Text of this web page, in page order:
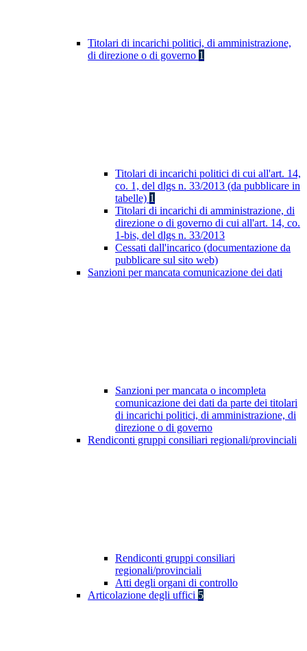
Titolari di incarichi politici, di amministrazione,
di direzione o di governo 1
Titolari di incarichi politici di cui all'art. 14,
co. 1, del dlgs n. 33/2013 (da pubblicare in
tabelle) 1
Titolari di incarichi di amministrazione, di
direzione o di governo di cui all'art. 14, co.
1-bis, del dlgs n. 33/2013
Cessati dall'incarico (documentazione da
pubblicare sul sito web)
Sanzioni per mancata comunicazione dei dati
Sanzioni per mancata o incompleta
comunicazione dei dati da parte dei titolari
di incarichi politici, di amministrazione, di
direzione o di governo
Rendiconti gruppi consiliari regionali/provinciali
Rendiconti gruppi consiliari
regionali/provinciali
Atti degli organi di controllo
Articolazione degli uffici 5